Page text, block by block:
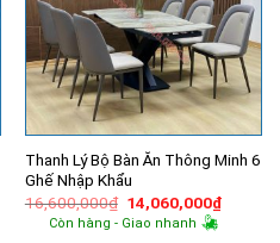
Thanh Lý Bộ Bàn Ăn Thông Minh 6
Ghế Nhập Khẩu
16,600,000₫ Giá
gốc
là:
14,060,000₫Giá
hiện
Còn hàng - Giao nhanh